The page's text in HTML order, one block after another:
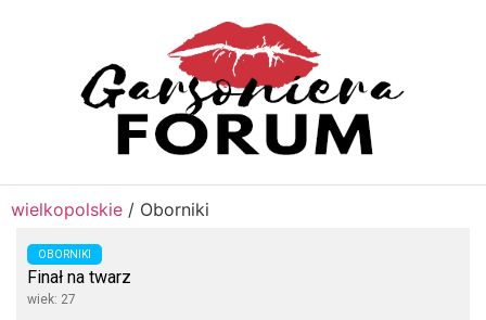
wielkopolskie / Oborniki
OBORNIKI
Finał na twarz
wiek: 27